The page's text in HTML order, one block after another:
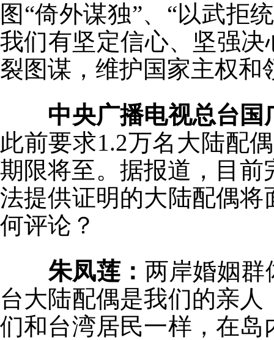
图“倚外谋独”、“以武拒
我们有坚定信心、坚强
裂图谋，维护国家主权
中央广播电视总台
此前要求1.2万名大陆配
期限将至。据报道，目前
法提供证明的大陆配偶
何评论？
朱凤莲： 两岸婚姻群
台大陆配偶是我们的亲
们和台湾居民一样，在